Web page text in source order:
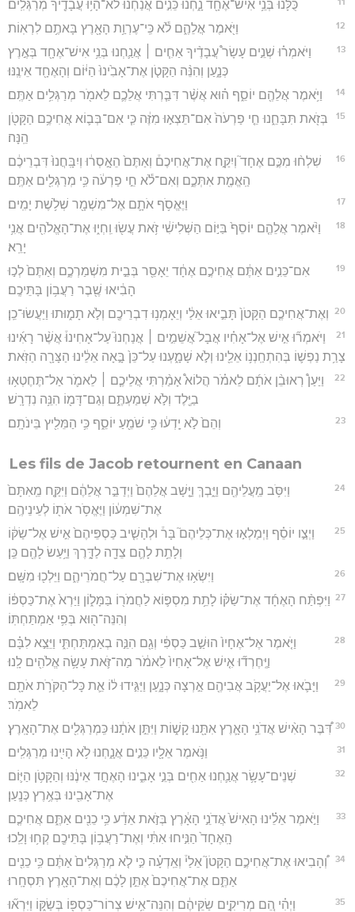
כֻּלָּ֕נוּ בְּנֵ֥י אִישׁ־אֶחָ֖ד נָ֑חְנוּ כֵּנִ֣ים אֲנַ֔חְנוּ לֹא־הָי֥וּ עֲבָדֶ֖יךָ מְרַגְּלִֽים׃
12 וַיֹּ֖אמֶר אֲלֵהֶ֑ם לֹ֕א כִּֽי־עֶרְוַ֥ת הָאָ֖רֶץ בָּאתֶ֥ם לִרְאֽוֹת׃
13
וַיֹּאמְר֗וּ שְׁנֵ֣ים עָשָׂר֩ עֲבָדֶ֨יךָ אַחִ֧ים ׀ אֲנַ֛חְנוּ בְּנֵ֥י אִישׁ־אֶחָ֖ד בְּאֶ֣רֶץ
כְּנָ֑עַן וְהִנֵּ֨ה הַקָּטֹ֤ן אֶת־אָבִ֙ינוּ֙ הַיּ֔וֹם וְהָאֶחָ֖ד אֵינֶֽנּוּ׃
14 וַיֹּ֥אמֶר אֲלֵהֶ֖ם יוֹסֵ֑ף ה֗וּא אֲשֶׁ֨ר דִּבַּ֧רְתִּי אֲלֵכֶ֛ם לֵאמֹ֖ר מְרַגְּלִ֥ים אַתֶּֽם׃
15
בְּזֹ֖את תִּבָּחֵ֑נוּ חֵ֤י פַרְעֹה֙ אִם־תֵּצְא֣וּ מִזֶּ֔ה כִּ֧י אִם־בְּב֛וֹא אֲחִיכֶ֥ם הַקָּטֹ֖ן
הֵֽנָּה׃
16
שִׁלְח֨וּ מִכֶּ֣ם אֶחָד֮ וְיִקַּ֣ח אֶת־אֲחִיכֶם֒ וְאַתֶּם֙ הֵאָ֣סְר֔וּ וְיִבָּֽחֲנוּ֙ דִּבְרֵיכֶ֔ם
הַֽאֱמֶ֖ת אִתְּכֶ֑ם וְאִם־לֹ֕א חֵ֣י פַרְעֹ֔ה כִּ֥י מְרַגְּלִ֖ים אַתֶּֽם׃
17 וַיֶּאֱסֹ֥ף אֹתָ֛ם אֶל־מִשְׁמָ֖ר שְׁלֹ֥שֶׁת יָמִֽים׃
18
וַיֹּ֨אמֶר אֲלֵהֶ֤ם יוֹסֵף֙ בַּיּ֣וֹם הַשְּׁלִישִׁ֔י זֹ֥את עֲשׂ֖וּ וִֽחְי֑וּ אֶת־הָאֱלֹהִ֖ים אֲנִ֥י
יָרֵֽא׃
19
אִם־כֵּנִ֣ים אַתֶּ֔ם אֲחִיכֶ֣ם אֶחָ֔ד יֵאָסֵ֖ר בְּבֵ֣ית מִשְׁמַרְכֶ֑ם וְאַתֶּם֙ לְכ֣וּ
הָבִ֔יאוּ שֶׁ֖בֶר רַעֲב֥וֹן בָּתֵּיכֶֽם׃
20 וְאֶת־אֲחִיכֶ֤ם הַקָּטֹן֙ תָּבִ֣יאוּ אֵלַ֔י וְיֵאָמְנ֥וּ דִבְרֵיכֶ֖ם וְלֹ֣א תָמ֑וּתוּ וַיַּעֲשׂוּ־כֵֽן׃
21
וַיֹּאמְר֞וּ אִ֣ישׁ אֶל־אָחִ֗יו אֲבָל֮ אֲשֵׁמִ֣ים ׀ אֲנַחְנוּ֮ עַל־אָחִינוּ֒ אֲשֶׁ֨ר רָאִ֜ינוּ
צָרַ֥ת נַפְשׁ֛וֹ בְּהִתְחַֽנְנ֥וֹ אֵלֵ֖ינוּ וְלֹ֣א שָׁמָ֑עְנוּ עַל־כֵּן֙ בָּ֣אָה אֵלֵ֔ינוּ הַצָּרָ֖ה הַזֹּֽאת׃
22
וַיַּעַן֩ רְאוּבֵ֨ן אֹתָ֜ם לֵאמֹ֗ר הֲלוֹא֩ אָמַ֨רְתִּי אֲלֵיכֶ֧ם ׀ לֵאמֹ֛ר אַל־תֶּחֶטְא֥וּ
בַיֶּ֖לֶד וְלֹ֣א שְׁמַעְתֶּ֑ם וְגַם־דָּמ֖וֹ הִנֵּ֥ה נִדְרָֽשׁ׃
23 וְהֵם֙ לֹ֣א יָֽדְע֔וּ כִּ֥י שֹׁמֵ֖עַ יוֹסֵ֑ף כִּ֥י הַמֵּלִ֖יץ בֵּינֹתָֽם׃
Les fils de Jacob retournent en Canaan
24
וַיִּסֹּ֥ב מֵֽעֲלֵיהֶ֖ם וַיֵּ֑בְךְּ וַיָּ֤שָׁב אֲלֵהֶם֙ וַיְדַבֵּ֣ר אֲלֵהֶ֔ם וַיִּקַּ֤ח מֵֽאִתָּם֙
אֶת־שִׁמְע֔וֹן וַיֶּאֱסֹ֥ר אֹת֖וֹ לְעֵינֵיהֶֽם׃
25
וַיְצַ֣ו יוֹסֵ֗ף וַיְמַלְא֣וּ אֶת־כְּלֵיהֶם֮ בָּר֒ וּלְהָשִׁ֤יב כַּסְפֵּיהֶם֙ אִ֣ישׁ אֶל־שַׂקּ֔וֹ
וְלָתֵ֥ת לָהֶ֛ם צֵדָ֖ה לַדָּ֑רֶךְ וַיַּ֥עַשׂ לָהֶ֖ם כֵּֽן׃
26 וַיִּשְׂא֥וּ אֶת־שִׁבְרָ֖ם עַל־חֲמֹרֵיהֶ֑ם וַיֵּלְכ֖וּ מִשָּֽׁם׃
27
וַיִּפְתַּ֨ח הָאֶחָ֜ד אֶת־שַׂקּ֗וֹ לָתֵ֥ת מִסְפּ֛וֹא לַחֲמֹר֖וֹ בַּמָּל֑וֹן וַיַּרְא֙ אֶת־כַּסְפּ֔וֹ
וְהִנֵּה־ה֖וּא בְּפִ֥י אַמְתַּחְתּֽוֹ׃
28
וַיֹּ֤אמֶר אֶל־אֶחָיו֙ הוּשַׁ֣ב כַּסְפִּ֔י וְגַ֖ם הִנֵּ֣ה בְאַמְתַּחְתִּ֑י וַיֵּצֵ֣א לִבָּ֗ם
וַיֶּֽחֶרְד֞וּ אִ֤ישׁ אֶל־אָחִיו֙ לֵאמֹ֔ר מַה־זֹּ֛את עָשָׂ֥ה אֱלֹהִ֖ים לָֽנוּ׃
29
וַיָּבֹ֛אוּ אֶל־יַעֲקֹ֥ב אֲבִיהֶ֖ם אַ֣רְצָה כְּנָ֑עַן וַיַּגִּ֣ידוּ ל֔וֹ אֵ֛ת כָּל־הַקֹּרֹ֥ת אֹתָ֖ם
לֵאמֹֽר׃
30 דִּ֠בֶּר הָאִ֨ישׁ אֲדֹנֵ֥י הָאָ֛רֶץ אִתָּ֖נוּ קָשׁ֑וֹת וַיִּתֵּ֣ן אֹתָ֔נוּ כִּֽמְרַגְּלִ֖ים אֶת־הָאָֽרֶץ׃
31 וַנֹּ֥אמֶר אֵלָ֖יו כֵּנִ֣ים אֲנָ֑חְנוּ לֹ֥א הָיִ֖ינוּ מְרַגְּלִֽים׃
32
שְׁנֵים־עָשָׂ֥ר אֲנַ֛חְנוּ אַחִ֖ים בְּנֵ֣י אָבִ֑ינוּ הָאֶחָ֣ד אֵינֶ֔נּוּ וְהַקָּטֹ֥ן הַיּ֛וֹם
אֶת־אָבִ֖ינוּ בְּאֶ֥רֶץ כְּנָֽעַן׃
33
וַיֹּ֣אמֶר אֵלֵ֗ינוּ הָאִישׁ֙ אֲדֹנֵ֣י הָאָ֔רֶץ בְּזֹ֣את אֵדַ֔ע כִּ֥י כֵנִ֖ים אַתֶּ֑ם אֲחִיכֶ֤ם
הָֽאֶחָד֙ הַנִּ֣יחוּ אִתִּ֔י וְאֶת־רַעֲב֥וֹן בָּתֵּיכֶ֖ם קְח֥וּ וָלֵֽכוּ׃
34
וְ֠הָבִיאוּ אֶת־אֲחִיכֶ֣ם הַקָּטֹן֮ אֵלַי֒ וְאֵֽדְעָ֗ה כִּ֣י לֹ֤א מְרַגְּלִים֙ אַתֶּ֔ם כִּ֥י כֵנִ֖ים
אַתֶּ֑ם אֶת־אֲחִיכֶם֙ אֶתֵּ֣ן לָכֶ֔ם וְאֶת־הָאָ֖רֶץ תִּסְחָֽרוּ׃
35
וַיְהִ֗י הֵ֚ם מְרִיקִ֣ים שַׂקֵּיהֶ֔ם וְהִנֵּה־אִ֥ישׁ צְרוֹר־כַּסְפּ֖וֹ בְּשַׂקּ֑וֹ וַיִּרְא֞וּ